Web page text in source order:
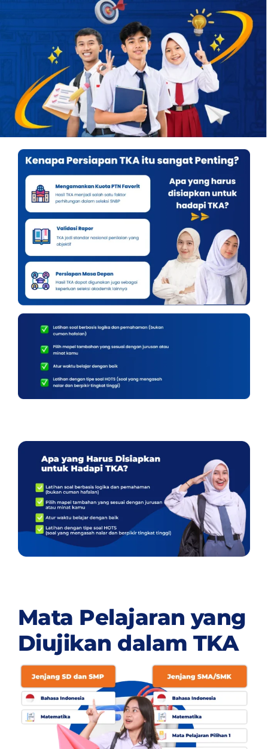
OUR PROGRAM
REGISTRATION
CONTACT US
Mata Pelajaran yang
Diujikan dalam TKA